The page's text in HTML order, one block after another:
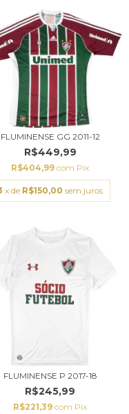
FLUMINENSE GG 2011-12
R$449,99
R$404,99 com Pix
x de R$150,00 sem juros
FLUMINENSE P 2017-18
R$245,99
R$221,39 com Pix